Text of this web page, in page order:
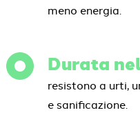
meno energia.
Durata
resistono a urti,
e sanificazione.